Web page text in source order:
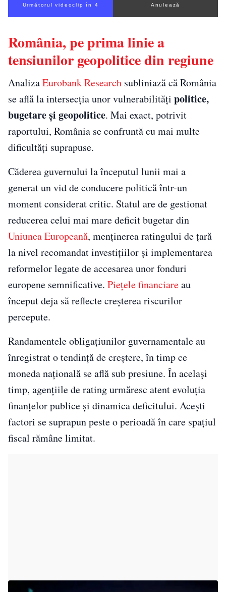
Următorul videoclip în 3 Anulează
România, pe prima linie a
tensiunilor geopolitice din regiune
AnalizaEurobank Research subliniază că România
se află la intersecția unor vulnerabilități politice,
bugetare și geopolitice. Mai exact, potrivit
raportului, România se confruntă cu mai multe
dificultăți suprapuse.
Căderea guvernului la începutul lunii mai a
generat un vid de conducere politică într-un
moment considerat critic. Statul are de gestionat
reducerea celui mai mare deficit bugetar din
Uniunea Europeană, menținerea ratingului de țară
la nivel recomandat investițiilor și implementarea
reformelor legate de accesarea unor fonduri
europene semnificative. Piețele financiareau
început deja să reflecte creșterea riscurilor
percepute.
Randamentele obligațiunilor guvernamentale au
înregistrat o tendință de creștere, în timp ce
moneda națională se află sub presiune. În același
timp, agențiile de rating urmăresc atent evoluția
finanțelor publice și dinamica deficitului. Acești
factori se suprapun peste o perioadă în care spațiul
fiscal rămâne limitat.